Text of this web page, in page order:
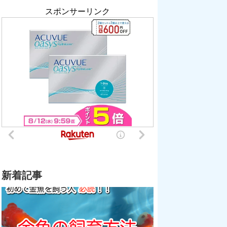
スポンサーリンク
新着記事